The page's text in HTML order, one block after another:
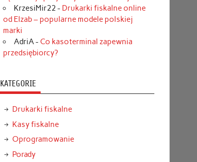
KrzesiMir22 - Drukarki fiskalne online
od Elzab – popularne modele polskiej
marki
AdriA- Co kasoterminal zapewnia
przedsiębiorcy?
KATEGORIE
Drukarki fiskalne
Kasy fiskalne
Oprogramowanie
Porady